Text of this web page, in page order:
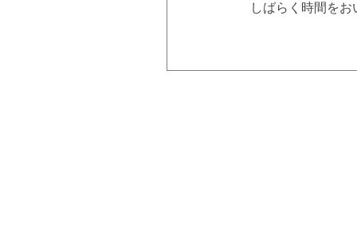
しばらく時間を